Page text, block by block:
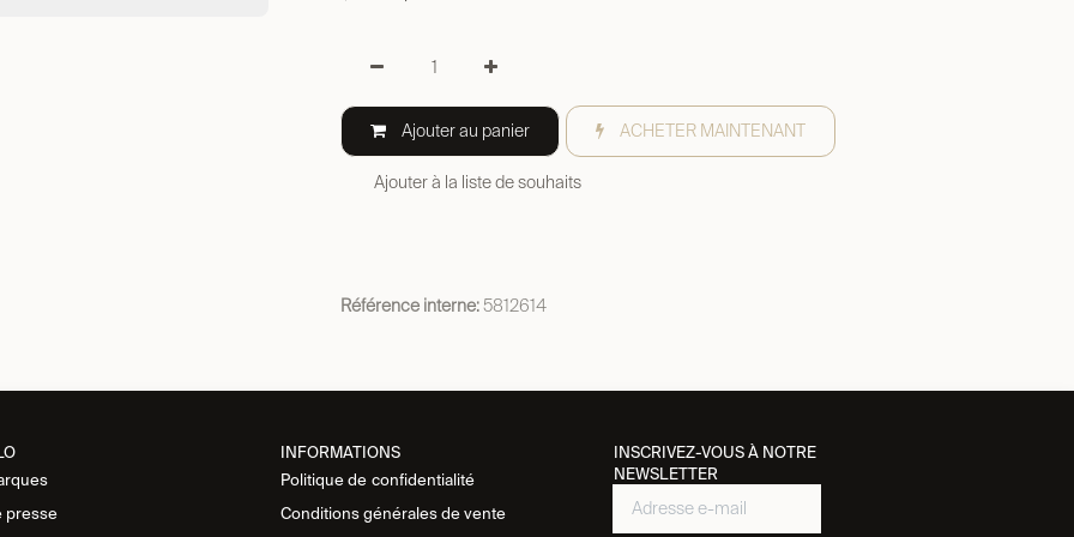
Ajouter au panier ACHETER MAINTENANT
Ajouter à la liste de souhaits
Référence interne:5812614
presse
INSCRIVEZ-VOUS À NOTRE
NEWSLETTER
INFORMATIONS
Politique de confidentialité
Conditions générales de vente